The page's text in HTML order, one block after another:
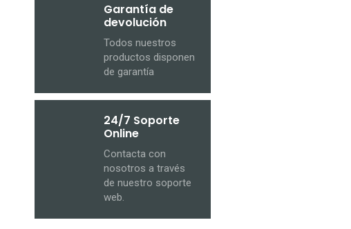
Garantía de
devolución
Todos nuestros
productos disponen
de garantía
24/7 Soporte
Online
Contacta con
nosotros a través
de nuestro soporte
web.